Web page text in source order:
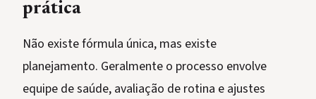
prática
Não existe fórmula única, mas existe
planejamento. Geralmente o processo envolve
equipe de saúde, avaliação de rotina e ajustes